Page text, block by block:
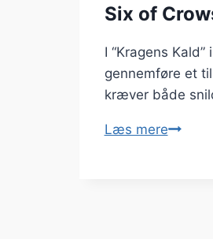
–
Tolkien
Six of
I “Kragens
gennemføre et
kræver både
Læs mereSix